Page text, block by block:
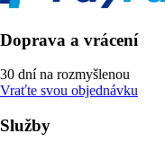
Doprava a vrácení
30 dní na rozmyšlenou
Vraťte svou objednávku
Služby